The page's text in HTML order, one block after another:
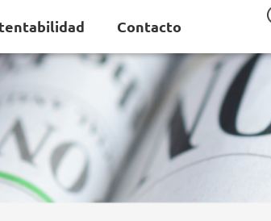
Contacto